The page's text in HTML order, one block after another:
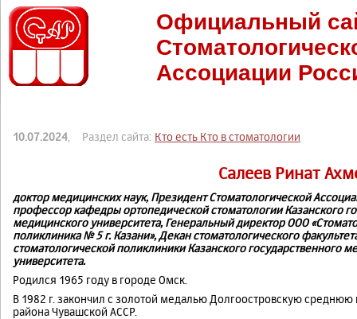
Официальный
Ассоциации
10.07.2024 , Раздел сайта: Кто есть Кто в стоматологии
Салеев Ринат
доктор медицинских наук, Президент Стоматологической
профессор кафедры ортопедической стоматологии Казанского
медицинского университета, Генеральный директор ООО
поликлиника № 5 г. Казани», Декан стоматологического
стоматологической поликлиники Казанского государственного
университета.
Родился 1965 году в городе Омск.
В 1982 г. закончил с золотой медалью Долгоостровскую среднюю
района Чувашской АССР.